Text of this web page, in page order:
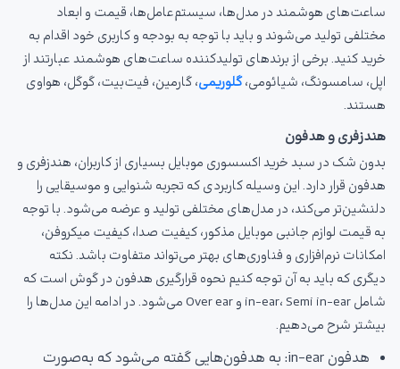
ساعت‌های هوشمند در مدل‌ها، سیستم‌عامل‌ها، قیمت و ابعاد
مختلفی تولید می‌شوند و باید با توجه به بودجه و کاربری خود اقدام به
خرید کنید. برخی از برندهای تولیدکننده ساعت‌های هوشمند عبارتند از
اپل، سامسونگ، شیائومی،گلوریمی، گارمین، فیت‌بیت، گوگل، هواوی
هستند.
هندزفری و هدفون
بدون شک در سبد خرید اکسسوری موبایل بسیاری از کاربران، هندزفری و
هدفون قرار دارد. این وسیله کاربردی که تجربه شنوایی و موسیقایی را
دلنشین‌تر می‌کند، در مدل‌های مختلفی تولید و عرضه می‌شود. با توجه
به قیمت لوازم جانبی موبایل مذکور، کیفیت صدا، کیفیت میکروفن،
امکانات نرم‌افزاری و فناوری‌های بهتر می‌تواند متفاوت باشد. نکته
دیگری که باید به آن توجه کنیم نحوه قرارگیری هدفون در گوش است که
شامل in-ear، Semi in-ear و Over ear می‌شود. در ادامه این مدل‌ها را
بیشتر شرح می‌دهیم.
هدفون in-ear: به هدفون‌هایی گفته می‌شود که به‌صورت